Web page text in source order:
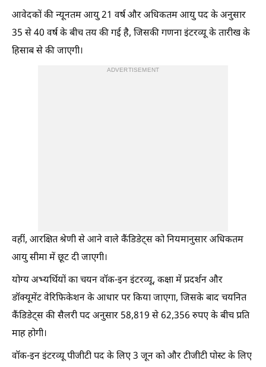
आवेदकों की न्यूनतम आयु 21 वर्ष और अधिकतम आयु पद के अनुसार
35 से 40 वर्ष के बीच तय की गई है, जिसकी गणना इंटरव्यू के तारीख के
हिसाब से की जाएगी।
ADVERTISEMENT
वहीं, आरक्षित श्रेणी से आने वाले कैंडिडेट्स को नियमानुसार अधिकतम
आयु सीमा में छूट दी जाएगी।
योग्य अभ्यर्थियों का चयन वॉक-इन इंटरव्यू, कक्षा में प्रदर्शन और
डॉक्यूमेंट वेरिफिकेशन के आधार पर किया जाएगा, जिसके बाद चयनित
कैंडिडेट्स की सैलरी पद अनुसार 58,819 से 62,356 रुपए के बीच प्रति
माह होगी।
वॉक-इन इंटरव्यू पीजीटी पद के लिए 3 जून को और टीजीटी पोस्ट के लिए